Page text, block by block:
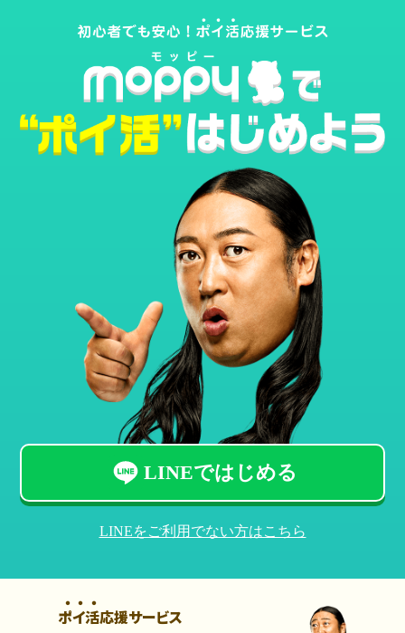
LINEではじめる
LINEをご利用でない方はこちら
ポイ活応援サービス